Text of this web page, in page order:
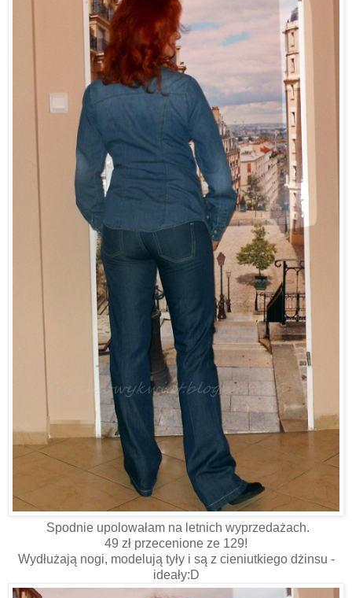
Spodnie upolowałam na letnich wyprzedażach.
49 zł przecenione ze 129!
Wydłużają nogi, modelują tyły i są z cieniutkiego dżinsu -
ideały:D